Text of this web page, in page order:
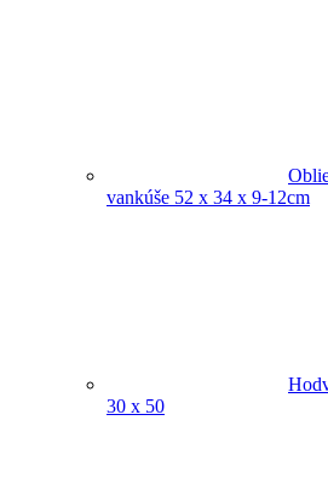
vankúše 52 x 34 x 9-12cm
30 x 50